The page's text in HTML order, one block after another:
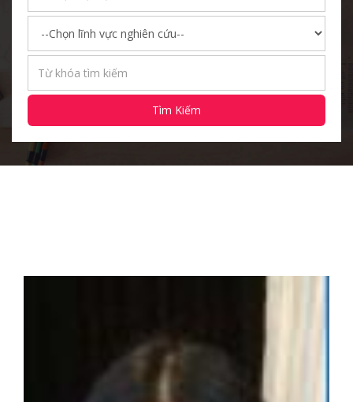
Tìm Kiếm